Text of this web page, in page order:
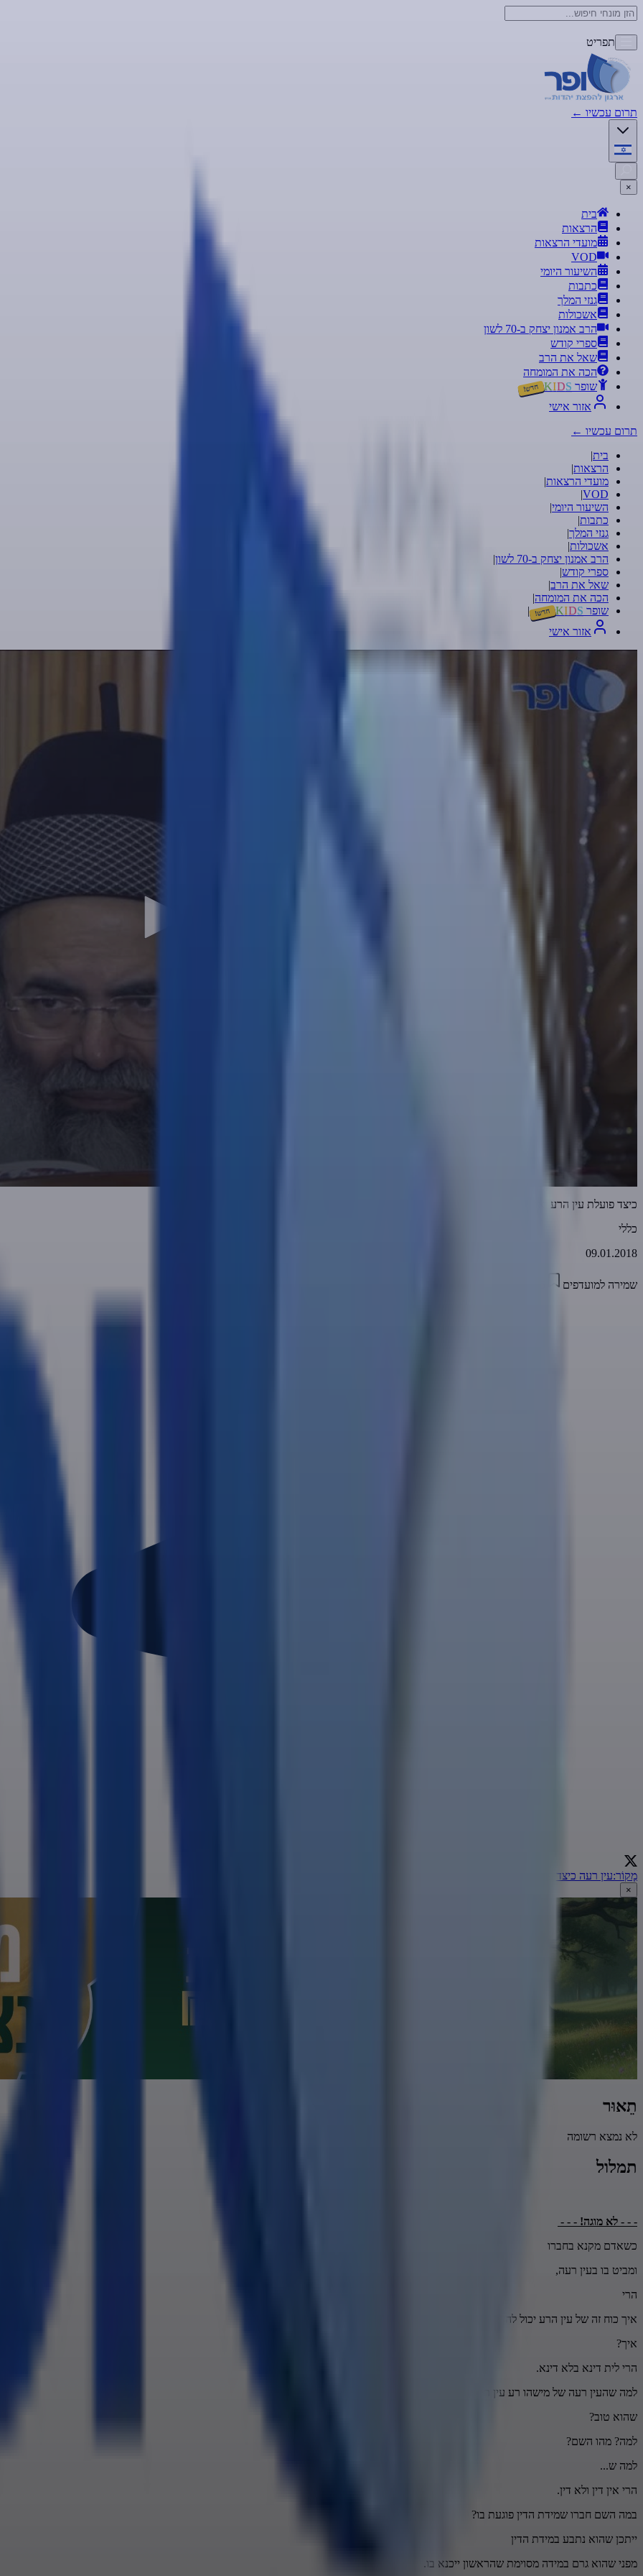
תפריט
תרום עכשיו ←
×
בית
הרצאות
מועדי הרצאות
VOD
השיעור היומי
כתבות
גנזי המלך
אשכולות
הרב אמנון יצחק ב-70 לשון
ספרי קודש
שאל את הרב
הכה את המומחה
שופר
KIDS חדש!
אזור אישי
תרום עכשיו ←
בית|
הרצאות|
מועדי הרצאות|
VOD
|
השיעור היומי|
כתבות|
גנזי המלך|
אשכולות|
הרב אמנון יצחק ב-70 לשון
|
ספרי קודש|
שאל את הרב|
הכה את המומחה|
שופר
KIDS חדש! |
אזור אישי
כיצד פועלת עין הרע ואופן הסרתה
כללי
09.01.2018
שמירה למועדפים
מָקוֹר:עין רעה כיצד פועלת? | הרב אמנון יצחק שליט"א
×
תֵאוּר
לא נמצא רשומה
תמלול
- - - לא מוגה! - - -
כשאדם מקנא בחברו
ומביט בו בעין רעה,
הרי
איך כוח זה של עין הרע יכול להזיק לחברו?
איך?
הרי לית דינא בלא דינא.
למה שהעין רעה של מישהו רע עין תפגע באדם
שהוא טוב?
למה? מהו השם?
למה ש...
הרי אין דין ולא דין.
במה השם חברו שמידת הדין פוגעת בו?
ייתכן שהוא נתבע במידת הדין
מפני שהוא גרם במידה מסוימת שהראשון ייכנא בו.